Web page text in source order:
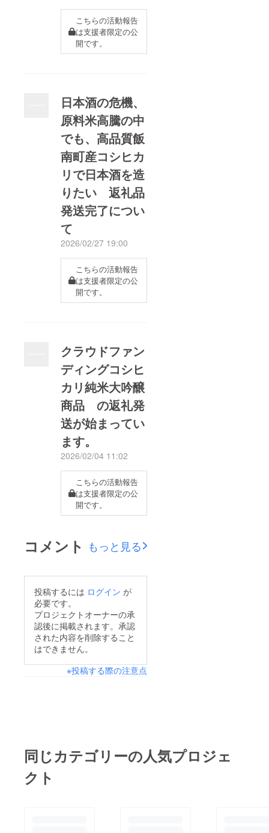
こちらの活動報告
は支援者限定の公
開です。
日本酒の危機、
原料米高騰の中
でも、高品質飯
南町産コシヒカ
リで日本酒を造
りたい 返礼品
発送完了につい
て
2026/02/27 19:00
こちらの活動報告
は支援者限定の公
開です。
クラウドファン
ディングコシヒ
カリ純米大吟醸
商品 の返礼発
送が始まってい
ます。
2026/02/04 11:02
こちらの活動報告
は支援者限定の公
開です。
コメント もっと見る
投稿するには ログイン が
必要です。
プロジェクトオーナーの承
認後に掲載されます。承認
された内容を削除すること
はできません。
※投稿する際の注意点
同じカテゴリーの人気プロジェ
クト